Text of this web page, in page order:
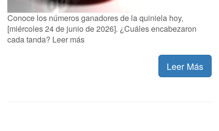
Conoce los números ganadores de la quiniela hoy,
[miércoles 24 de junio de 2026]. ¿Cuáles encabezaron
cada tanda? Leer más
Leer Más